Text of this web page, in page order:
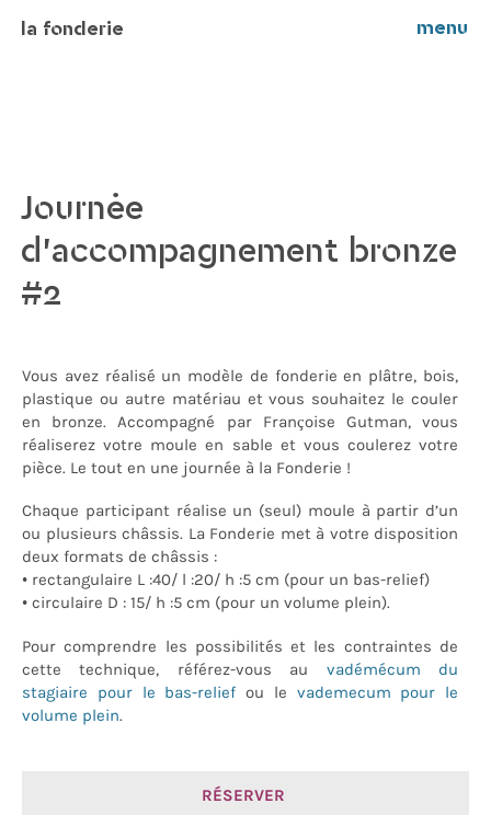
la fonderie menu
Journée
d’accompagnement bronze
#2
Vous avez réalisé un modèle de fonderie en plâtre, bois,
plastique ou autre matériau et vous souhaitez le couler
en bronze. Accompagné par Françoise Gutman, vous
réaliserez votre moule en sable et vous coulerez votre
pièce. Le tout en une journée à la Fonderie !
Chaque participant réalise un (seul) moule à partir d’un
ou plusieurs châssis. La Fonderie met à votre disposition
deux formats de châssis :
• rectangulaire L :40/ l :20/ h :5 cm (pour un bas-relief)
• circulaire D : 15/ h :5 cm (pour un volume plein).
Pour comprendre les possibilités et les contraintes de
cette technique, référez-vous au vadémécum du
stagiaire pour le bas-relief ou le vademecum pour le
volume plein.
RÉSERVER